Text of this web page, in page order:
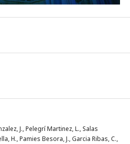
J., Pelegrí Martinez, L., Salas
H., Pamies Besora, J., Garcia Ribas, C.,